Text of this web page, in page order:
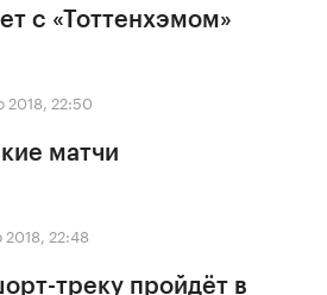
с «Тоттенхэмом»
2018, 22:50
матчи
2018, 22:48
треку пройдёт в